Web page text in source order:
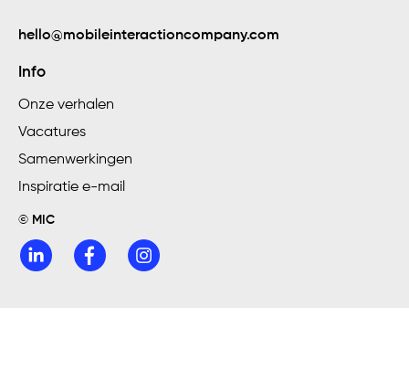
Collecteweek
hello@mobileinteractioncompany.com
Info
Onze verhalen
Vacatures
Samenwerkingen
Inspiratie e-mail
© MIC